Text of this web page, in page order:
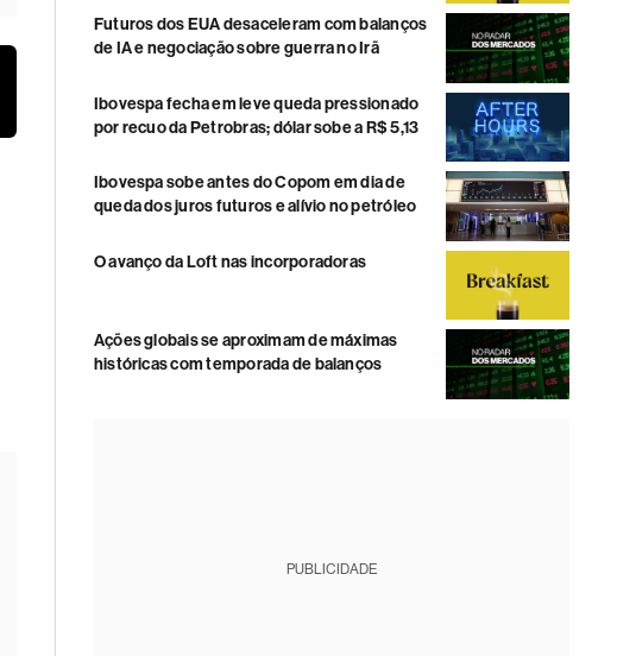
Futuros dos EUA desaceleram com balanços
de IA e negociação sobre guerra no Irã
Ibovespa fecha em leve queda pressionado
por recuo da Petrobras; dólar sobe a R$ 5,13
Ibovespa sobe antes do Copom em dia de
queda dos juros futuros e alívio no petróleo
O avanço da Loft nas incorporadoras
Ações globais se aproximam de máximas
históricas com temporada de balanços
PUBLICIDADE